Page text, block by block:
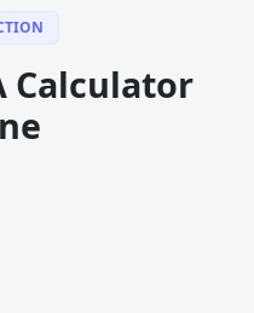
Calculator